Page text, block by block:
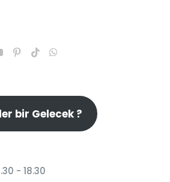
bir Gelecek ?
- 18.30